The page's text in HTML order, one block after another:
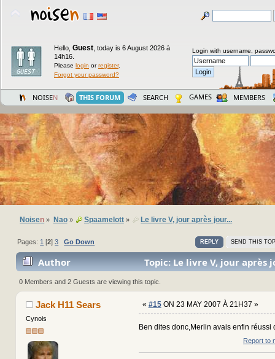
Hello, Guest today is 6 August 2026 à
14h16.
Please login orregister.
Forgot your password?
Login with username,
NOISEN THIS FORUM SEARCH GAMES MEMBERS
Noisen » Nao» Spaamelott» Le livre V, jour après jour...
REPLY SEND THIS
Pages: 1 [2]3 Go Down
Author
Topic: Le livre V, jour après
332491 times)
0 Members and 2 Guests are viewing this topic.
Jack H11 Sears
Cynois
« #15ON 23 MAY 2007 À 21H37 »
Ben dites donc,Merlin avais enfin réussi
Report to